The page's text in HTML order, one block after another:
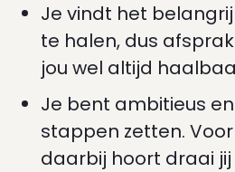
Je vindt het
te halen, dus
jou wel altijd
Je bent ambitieus
stappen zetten.
daarbij hoort draai